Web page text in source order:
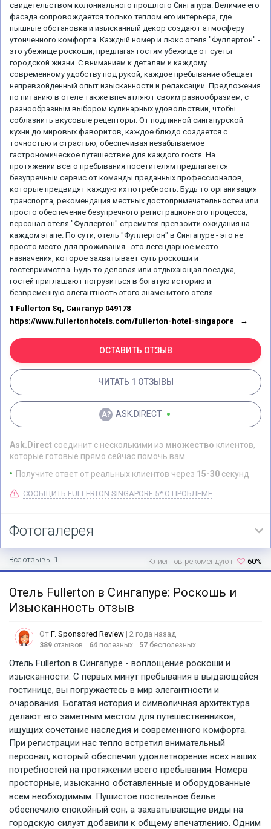
свидетельством колониального прошлого Сингапура. Величие его
фасада сопровождается только теплом его интерьера, где
пышные обстановка и изысканный декор создают атмосферу
утонченного комфорта. Каждый номер и люкс отеля "Фуллертон" -
это убежище роскоши, предлагая гостям убежище от суеты
городской жизни. С вниманием к деталям и каждому
современному удобству под рукой, каждое пребывание обещает
непревзойденный опыт изысканности и релаксации. Предложения
по питанию в отеле также впечатляют своим разнообразием, с
разнообразным выбором кулинарных удовольствий, чтобы
соблазнить вкусовые рецепторы. От подлинной сингапурской
кухни до мировых фаворитов, каждое блюдо создается с
точностью и страстью, обеспечивая незабываемое
гастрономическое путешествие для каждого гостя. На
протяжении всего пребывания посетителям предлагается
безупречный сервис от команды преданных профессионалов,
которые предвидят каждую их потребность. Будь то организация
транспорта, рекомендация местных достопримечательностей или
просто обеспечение безупречного регистрационного процесса,
персонал отеля "Фуллертон" стремится превзойти ожидания на
каждом этапе. По сути, отель "Фуллертон" в Сингапуре - это не
просто место для проживания - это легендарное место
назначения, которое захватывает суть роскоши и
гостеприимства. Будь то деловая или отдыхающая поездка,
гостей приглашают погрузиться в богатую историю и
безвременную элегантность этого знаменитого отеля.
1 Fullerton Sq, Сингапур 049178
https://www.fullertonhotels.com/fullerton-hotel-singapore
ОСТАВИТЬ ОТЗЫВ
ЧИТАТЬ 1 ОТЗЫВЫ
ASK.DIRECT
Ask.Direct соединит с несколькими из множество клиентов,
которые готовые прямо сейчас помочь вам
Получите ответ от реальных клиентов через 15-30 секунд
СООБЩИТЬ FULLERTON SINGAPORE 5* О ПРОБЛЕМЕ
Фотогалерея
Все отзывы 1 60%
Клиентов рекомендуют
Отель Fullerton в Сингапуре: Роскошь и
Изысканность отзыв
От F. Sponsored Review | 2 года назад
389 отзывов 64 полезных 57 бесполезных
Отель Fullerton в Сингапуре - воплощение роскоши и
изысканности. С первых минут пребывания в выдающейся
гостинице, вы погружаетесь в мир элегантности и
очарования. Богатая история и символичная архитектура
делают его заметным местом для путешественников,
ищущих сочетание наследия и современного комфорта.
При регистрации нас тепло встретил внимательный
персонал, который обеспечил удовлетворение всех наших
потребностей на протяжении всего пребывания. Номера
просторные, изысканно обставленные и оборудованные
всем необходимым. Пушистое постельное белье
обеспечило спокойный сон, а захватывающие виды на
городскую силуэт добавили к общему впечатлению. Одним